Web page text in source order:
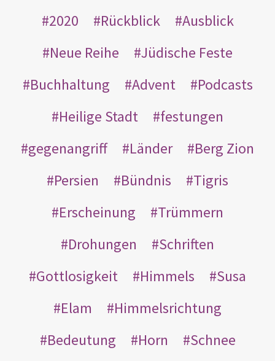
2020
Rückblick
Ausblick
Neue Reihe
Jüdische Feste
Buchhaltung
Advent
Podcasts
Heilige Stadt
festungen
gegenangriff
Länder
Berg Zion
Persien
Bündnis
Tigris
Erscheinung
Trümmern
Drohungen
Schriften
Gottlosigkeit
Himmels
Susa
Elam
Himmelsrichtung
Bedeutung
Horn
Schnee